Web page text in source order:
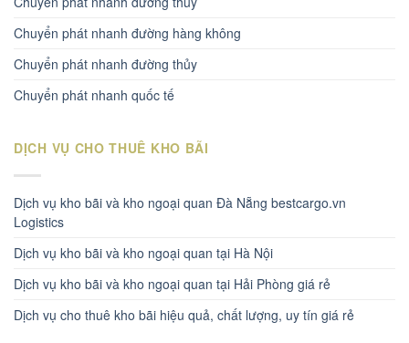
Chuyển phát nhanh đường hàng không
Chuyển phát nhanh đường thủy
Chuyển phát nhanh quốc tế
DỊCH VỤ CHO THUÊ KHO BÃI
Dịch vụ kho bãi và kho ngoại quan Đà Nẵng bestcargo.vn
Logistics
Dịch vụ kho bãi và kho ngoại quan tại Hà Nội
Dịch vụ kho bãi và kho ngoại quan tại Hải Phòng giá rẻ
Dịch vụ cho thuê kho bãi hiệu quả, chất lượng, uy tín giá rẻ